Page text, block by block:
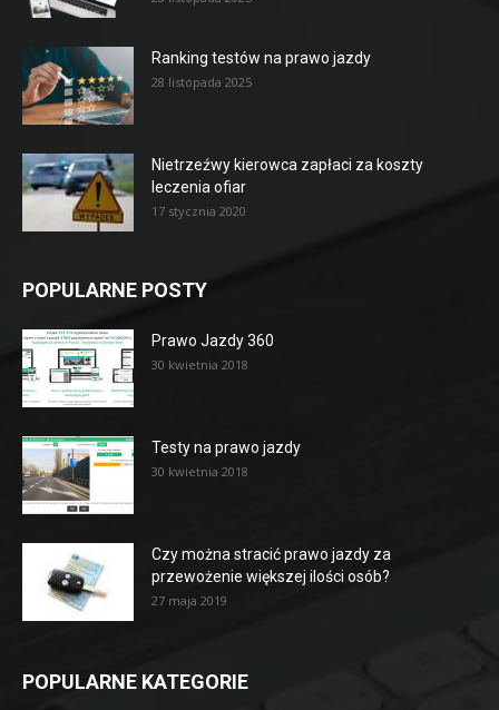
Ranking testów na prawo jazdy
28 listopada 2025
Nietrzeźwy kierowca zapłaci za koszty
leczenia ofiar
17 stycznia 2020
POPULARNE POSTY
Prawo Jazdy 360
30 kwietnia 2018
Testy na prawo jazdy
30 kwietnia 2018
Czy można stracić prawo jazdy za
przewożenie większej ilości osób?
27 maja 2019
POPULARNE KATEGORIE